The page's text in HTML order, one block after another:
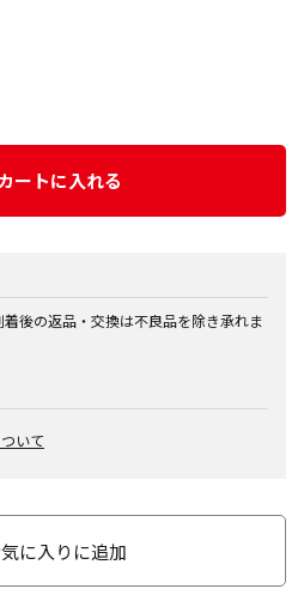
ートに入れる
後の返品・交換は不良品を除き承れま
いて
に入りに追加